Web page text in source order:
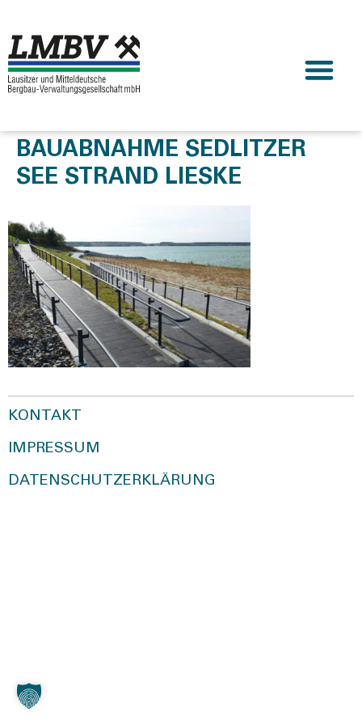
BAUABNAHME SEDLITZER
SEE STRAND LIESKE
KONTAKT
IMPRESSUM
DATENSCHUTZERKLÄRUNG